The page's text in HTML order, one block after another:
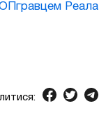
Реала